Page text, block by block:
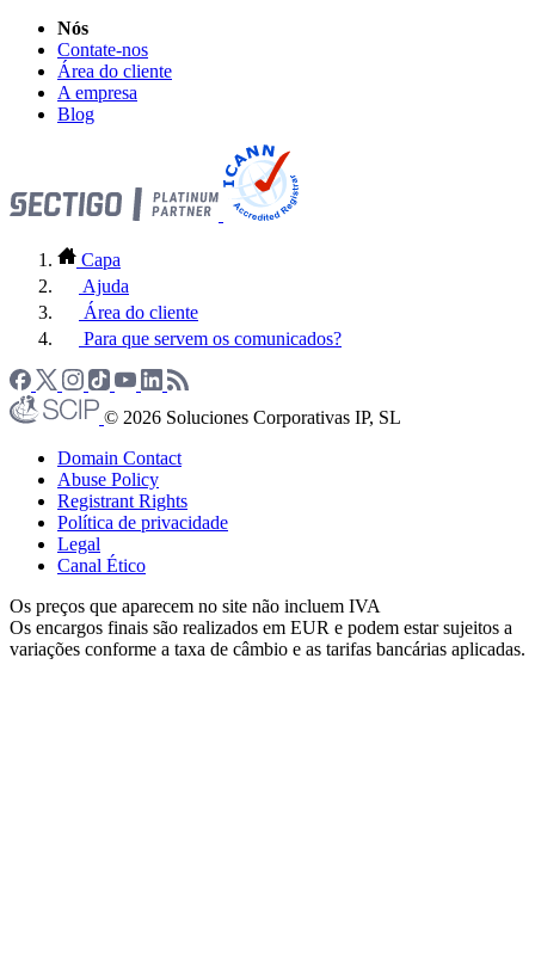
Nós
Contate-nos
Área do cliente
A empresa
Blog
Capa
Ajuda
Área do cliente
Para que servem os comunicados?
© 2026 Soluciones Corporativas IP, SL
Domain Contact
Abuse Policy
Registrant Rights
Política de privacidade
Legal
Canal Ético
Os preços que aparecem no site não incluem IVA
Os encargos finais são realizados em EUR e podem estar sujeitos a
variações conforme a taxa de câmbio e as tarifas bancárias aplicadas.